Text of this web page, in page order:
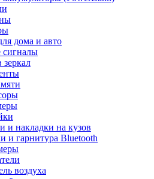
дома и авто
сигналы
зеркал
и накладки на кузов
и гарнитура Bluetooth
воздуха